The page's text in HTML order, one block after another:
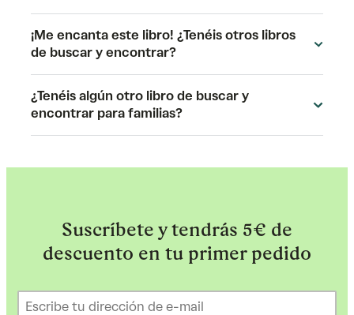
¡Me encanta este libro! ¿Tenéis otros libros
de buscar y encontrar?
¿Tenéis algún otro libro de buscar y
encontrar para familias?
Suscríbete y tendrás 5€ de
descuento en tu primer pedido